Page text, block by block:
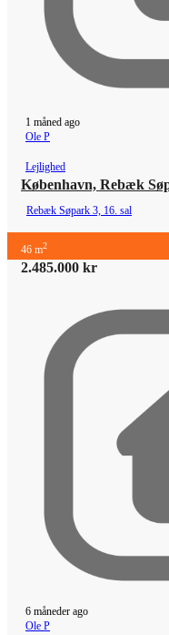
1 måned ago
Ole P
Lejlighed
København, Rebæk
Rebæk Søpark 3, 16. sal
46 m2
2.485.000 kr
6 måneder ago
Ole P